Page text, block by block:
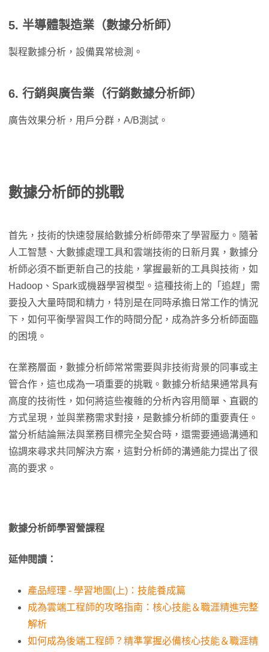
5. 半導體製造業（數據分析師）
製程數據分析，設備異常檢測。
6. 行銷與廣告業（行銷數據分析師）
廣告效果分析，用戶分群，A/B測試。
數據分析師的挑戰
首先，技術的快速發展給數據分析師帶來了學習壓力。隨著
人工智慧、大數據處理工具和雲端技術的日新月異，數據分
析師必須不斷更新自己的技能，掌握最新的工具與技術，如
Hadoop、Spark或機器學習模型。這種技術上的「追趕」需
要投入大量時間和精力，特別是在同時承擔日常工作的情況
下，如何平衡學習與工作的時間分配，成為許多分析師面臨
的困境。
在業務層面，數據分析師常常需要與非技術背景的同事或主
管合作，這也成為一項重要的挑戰。數據分析結果通常具有
高度的技術性，如何將這些複雜的分析內容用簡單、直觀的
方式呈現，並與業務需求對接，是數據分析師的重要責任。
當分析結論無法與業務目標完全契合時，還需要通過溝通和
協調來尋求共同解決方案，這對分析師的溝通能力提出了很
高的要求。
數據分析師學習營課程
延伸閱讀：
產品經理 - 學習地圖(上)：技能養成篇
成為雲端工程師的攻略指南：核心技能＆職涯精進完整
解析
如何成為後端工程師？精準掌握必備核心技能＆職涯精